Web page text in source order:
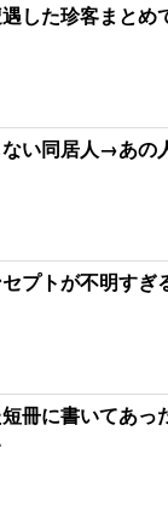
した珍客まと
い同居人→あの
プトが不明すぎ
冊に書いてあ